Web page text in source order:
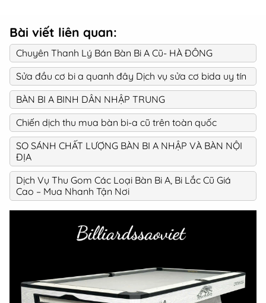
Bài viết liên quan:
Chuyên Thanh Lý Bán Bàn Bi A Cũ- HÀ ĐÔNG
Sửa đầu cơ bi a quanh đây Dịch vụ sửa cơ bida uy tín
BÀN BI A BINH DÂN NHẬP TRUNG
Chiến dịch thu mua bàn bi-a cũ trên toàn quốc
SO SÁNH CHẤT LƯỢNG BÀN BI A NHẬP VÀ BÀN NỘI
ĐỊA
Dịch Vụ Thu Gom Các Loại Bàn Bi A, Bi Lắc Cũ Giá
Cao – Mua Nhanh Tận Nơi